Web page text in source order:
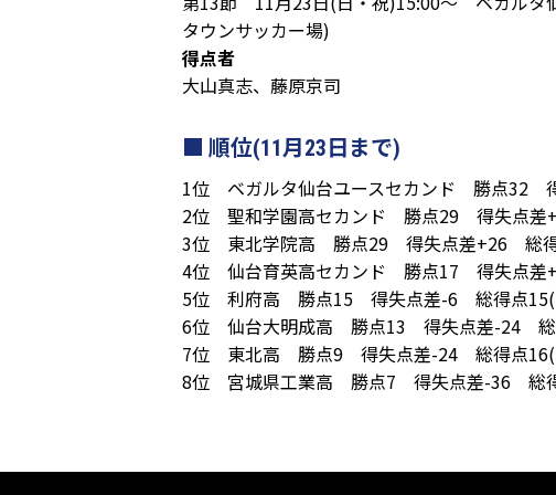
タウンサッカー場)
得点者
大山真志、藤原京司
順位(11月23日まで)
1位 ベガルタ仙台ユースセカンド 勝点32
2位 聖和学園高セカンド 勝点29 得失点
3位 東北学院高 勝点29 得失点差+26 総
4位 仙台育英高セカンド 勝点17 得失点差
5位 利府高 勝点15 得失点差-6 総得点
6位 仙台大明成高 勝点13 得失点差-24
7位 東北高 勝点9 得失点差-24 総得点
8位 宮城県工業高 勝点7 得失点差-36 総